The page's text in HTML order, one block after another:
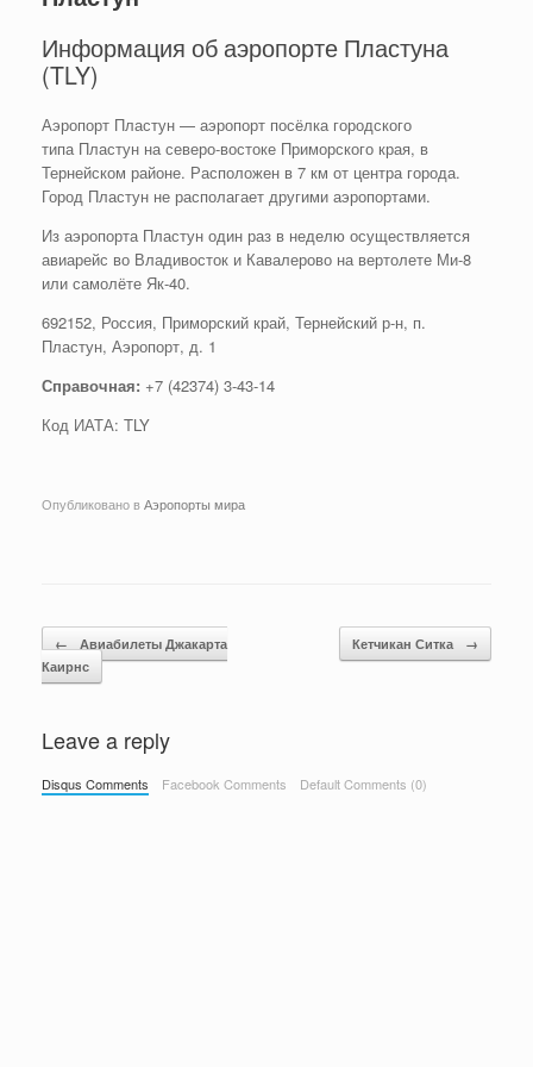
Информация об аэропорте Пластуна
(TLY)
​Аэропорт Пластун — аэропорт посёлка городского
типа Пластун на северо-востоке Приморского края, в
Тернейском районе. Расположен в 7 км от центра города.
Город Пластун не располагает другими аэропортами.
Из аэропорта Пластун один раз в неделю осуществляется
авиарейс во Владивосток и Кавалерово на вертолете Ми-8
или самолёте Як-40.
​692152, Россия, Приморский край, Тернейский р-н, п.
Пластун, Аэропорт, д. 1
Справочная: +7 (42374) 3-43-14
Код ИАТА: TLY
Опубликовано вАэропорты мира
Навигация по записям
←
Авиабилеты Джакарта
Каирнс
Кетчикан Ситка →
Leave a reply
Disqus Comments Facebook Comments Default Comments (0)